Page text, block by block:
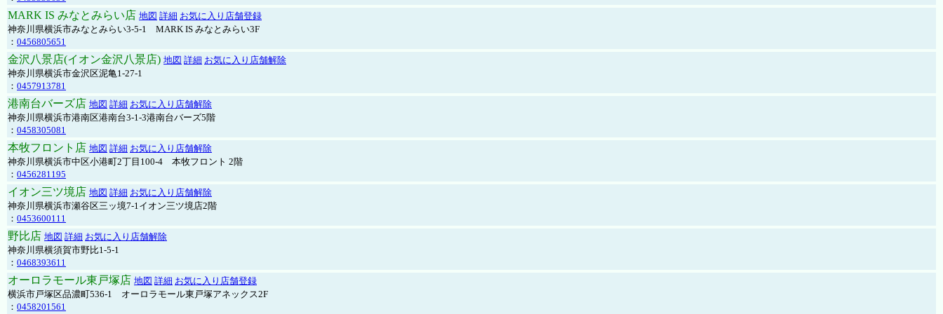
MARK IS みなとみらい店 地図 詳細 お気に入り店舗登録
神奈川県横浜市みなとみらい3-5-1 MARK IS みなとみらい3F
： 0456805651
金沢八景店(イオン金沢八景店) 地図 詳細 お気に入り店舗解除
神奈川県横浜市金沢区泥亀1-27-1
： 0457913781
港南台バーズ店 地図 詳細 お気に入り店舗解除
神奈川県横浜市港南区港南台3-1-3港南台バーズ5階
： 0458305081
本牧フロント店 地図 詳細 お気に入り店舗解除
神奈川県横浜市中区小港町2丁目100-4 本牧フロント 2階
： 0456281195
イオン三ツ境店 地図 詳細 お気に入り店舗解除
神奈川県横浜市瀬谷区三ッ境7-1イオン三ツ境店2階
： 0453600111
野比店 地図 詳細 お気に入り店舗解除
神奈川県横須賀市野比1-5-1
： 0468393611
オーロラモール東戸塚店 地図 詳細 お気に入り店舗登録
横浜市戸塚区品濃町536-1 オーロラモール東戸塚アネックス2F
： 0458201561